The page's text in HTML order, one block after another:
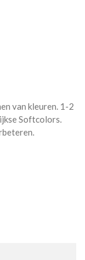
van kleuren. 1-2
Softcolors.